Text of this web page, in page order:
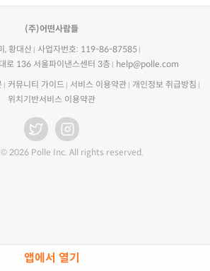
앱에서 열기
(주)어떤사람들
, 황대산
사업자번호: 119-86-87585
로 136 서울파이낸스센터 3층
help@polle.com
커뮤니티 가이드 서비스 이용약관
개인정보 취급방침
위치기반서비스 이용약관
2026 Polle Inc. All rights reserved.